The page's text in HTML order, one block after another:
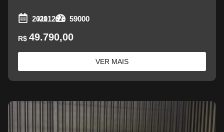
2011
/2012 59000
R$49.790,00
VER MAIS